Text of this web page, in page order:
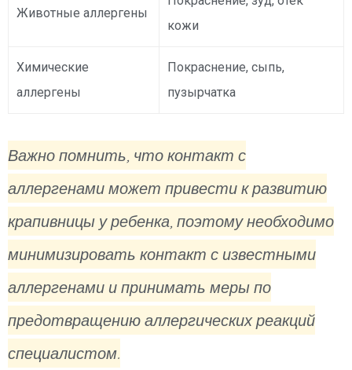
Животные аллергены
кожи
Химические
аллергены
Покраснение, сыпь,
пузырчатка
Важно помнить, что контакт с
аллергенами может привести к развитию
крапивницы у ребенка, поэтому необходимо
минимизировать контакт с известными
аллергенами и принимать меры по
предотвращению аллергических реакций
специалистом.